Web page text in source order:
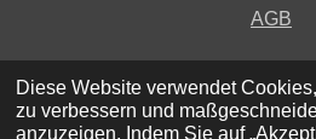
Diese Website verwendet
zu verbessern und
anzuzeigen. Indem Sie auf
AGB
© 2024 - 2026 Taxi Müller Wertheim
Mit Unterstützung von Webador